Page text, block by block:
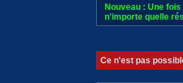
Nouveau : Une
n'importe quelle
Ce n'est pas